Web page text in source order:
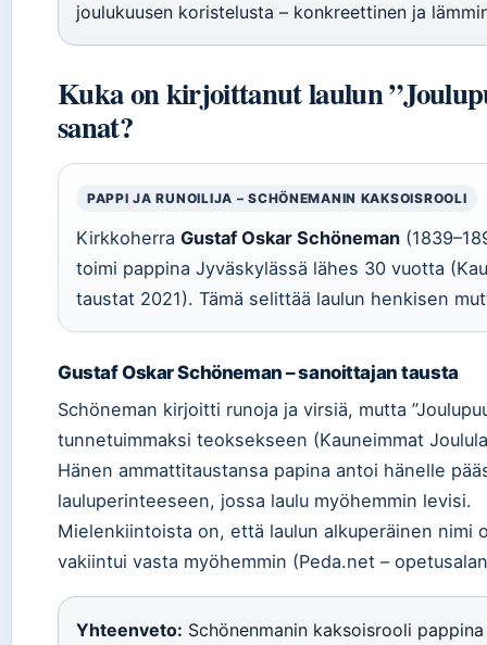
joulukuusen koristelusta – konkreettinen ja
Kuka on kirjoittanut laulun
sanat?
PAPPI JA RUNOILIJA – SCHÖNEMANIN KAKSOISROOLI
Kirkkoherra Gustaf Oskar Schöneman
toimi pappina Jyväskylässä lähes 30 vuotta
taustat 2021). Tämä selittää laulun henkisen
Gustaf Oskar Schöneman – sanoittajan tausta
Schöneman kirjoitti runoja ja virsiä, mutta
tunnetuimmaksi teoksekseen (Kauneimmat
Hänen ammattitaustansa papina antoi hänelle
lauluperinteeseen, jossa laulu myöhemmin levisi.
Mielenkiintoista on, että laulun alkuperäinen nimi
vakiintui vasta myöhemmin (Peda.net –
Yhteenveto: Schönenmanin kaksoisrooli